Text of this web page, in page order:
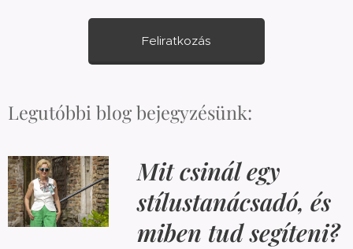
Feliratkozás
Legutóbbi blog bejegyzésünk:
Mit csinál egy
stílustanácsadó, és
miben tud segíteni?